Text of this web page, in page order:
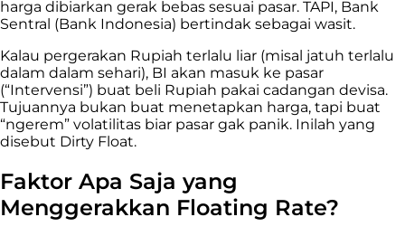
harga dibiarkan gerak bebas sesuai pasar. TAPI, Bank
Sentral (Bank Indonesia) bertindak sebagai wasit.
Kalau pergerakan Rupiah terlalu liar (misal jatuh terlalu
dalam dalam sehari), BI akan masuk ke pasar
(“Intervensi”) buat beli Rupiah pakai cadangan devisa.
Tujuannya bukan buat menetapkan harga, tapi buat
“ngerem” volatilitas biar pasar gak panik. Inilah yang
disebut Dirty Float.
Faktor Apa Saja yang
Menggerakkan Floating Rate?